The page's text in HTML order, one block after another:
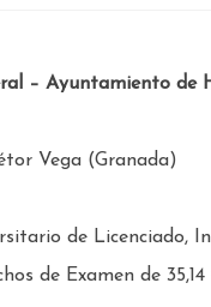
– Ayuntamiento de
Vega (Granada)
de Licenciado,
de Examen de